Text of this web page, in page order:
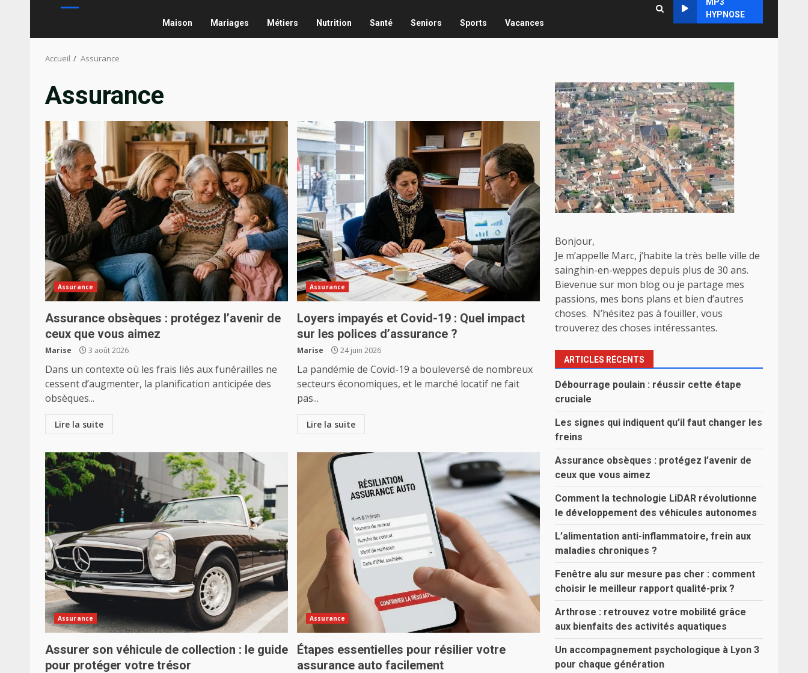
Maison Mariages Métiers Nutrition Santé Seniors Sports Vacances
HYPNOSE
Accueil Assurance
Assurance
Assurance
Assurance obsèques : protégez l’avenir de
ceux que vous aimez
Marise 3 août 2026
Dans un contexte où les frais liés aux funérailles ne
cessent d’augmenter, la planification anticipée des
obsèques...
Lire la suite
Assurance
Loyers impayés et Covid-19 : Quel impact
sur les polices d’assurance ?
Marise 24 juin 2026
La pandémie de Covid-19 a bouleversé de nombreux
secteurs économiques, et le marché locatif ne fait
pas...
Lire la suite
Assurance
Assurer son véhicule de collection : le guide
pour protéger votre trésor
Assurance
Étapes essentielles pour résilier votre
assurance auto facilement
Bonjour,
Je m’appelle Marc, j’habite la très belle ville de
sainghin-en-weppes depuis plus de 30 ans.
Bievenue sur mon blog ou je partage mes
passions, mes bons plans et bien d’autres
choses. N’hésitez pas à fouiller, vous
trouverez des choses intéressantes.
ARTICLES RÉCENTS
Débourrage poulain : réussir cette étape
cruciale
Les signes qui indiquent qu’il faut changer les
freins
Assurance obsèques : protégez l’avenir de
ceux que vous aimez
Comment la technologie LiDAR révolutionne
le développement des véhicules autonomes
L’alimentation anti-inflammatoire, frein aux
maladies chroniques ?
Fenêtre alu sur mesure pas cher : comment
choisir le meilleur rapport qualité-prix ?
Arthrose : retrouvez votre mobilité grâce
aux bienfaits des activités aquatiques
Un accompagnement psychologique à Lyon 3
pour chaque génération